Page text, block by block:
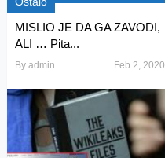
MISLIO JE DA GA ZAVODI,
ALI … Pita...
By admin Feb 2, 2020